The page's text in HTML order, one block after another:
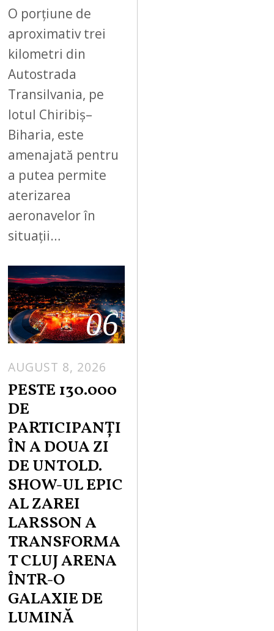
O porțiune de
aproximativ trei
kilometri din
Autostrada
Transilvania, pe
lotul Chiribiș–
Biharia, este
amenajată pentru
a putea permite
aterizarea
aeronavelor în
situații…
06
AUGUST 8, 2026
PESTE 130.000
DE
PARTICIPANȚI
ÎN A DOUA ZI
DE UNTOLD.
SHOW-UL EPIC
AL ZAREI
LARSSON A
TRANSFORMA
T CLUJ ARENA
ÎNTR-O
GALAXIE DE
LUMINĂ